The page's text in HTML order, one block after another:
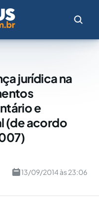
jurídica na
e
(de acordo
13/09/2014 às 23:06